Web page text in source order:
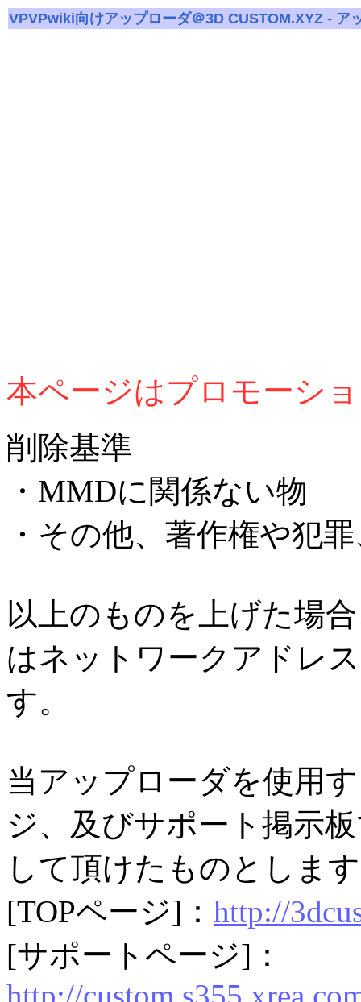
VPVPwiki向けアップローダ＠3D CUSTOM.XYZ - ア
本ページはプロモーシ
削除基準
・MMDに関係ない物
・その他、著作権や犯
以上のものを上げた場
はネットワークアドレ
す。
当アップローダを使用
ジ、及びサポート掲示
して頂けたものとしま
[TOPページ]： http://
[サポートページ]：